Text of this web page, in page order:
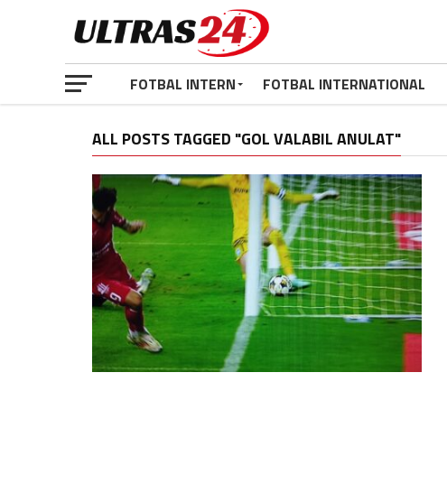
FOTBAL INTERN FOTBAL INTERNATIONAL
ALL POSTS TAGGED "GOL VALABIL ANULAT"